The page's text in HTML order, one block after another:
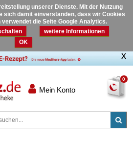
unserer Dienste. Mit der Nutzung
sich damit einverstanden, dass wir Cookies
die Seite Google Analytics.
weitere Informationen
OK
0
Mein Konto